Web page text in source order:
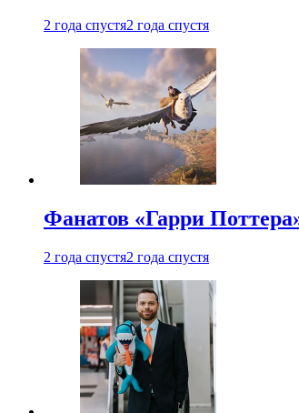
2 года спустя2 года спустя
Фанатов «Гарри
2 года спустя2 года спустя